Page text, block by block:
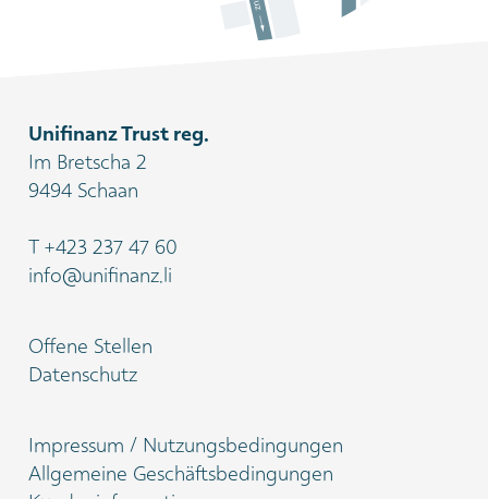
Unifinanz Trust reg.
Im Bretscha 2
9494 Schaan
T+423 237 47 60
info@unifinanz.li
Offene Stellen
Datenschutz
Impressum / Nutzungsbedingungen
Allgemeine Geschäftsbedingungen